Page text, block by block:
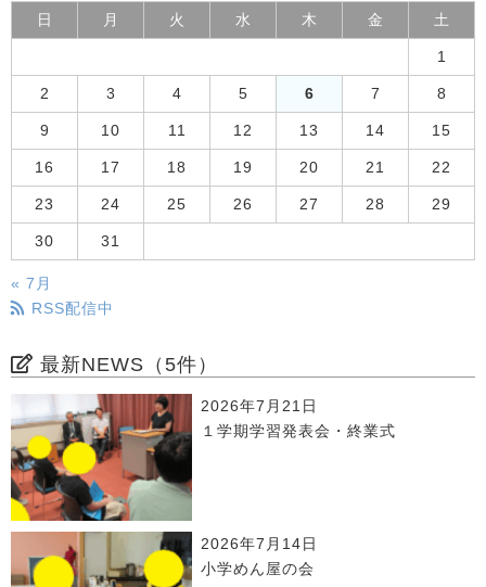
日 月 火 水 木 金 土
1
2 3 4 5 6 7 8
9 10 11 12 13 14 15
16 17 18 19 20 21 22
23 24 25 26 27 28 29
30 31
« 7月
RSS配信中
最新NEWS（5件）
2026年7月21日
１学期学習発表会・終業式
2026年7月14日
小学めん屋の会